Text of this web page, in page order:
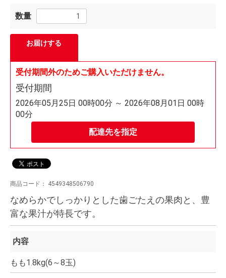
数量
お届けする
配達先を指定
受付期間外のためご購入いただけません。
受付期間
2026年05月25日 00時00分 ～ 2026年08月01日 00時
00分
商品コード： 4549348506790
なめらかでしっかりとした歯ごたえの果肉と、豊
富な果汁が特長です。
内容
もも1.8kg(6～8玉)